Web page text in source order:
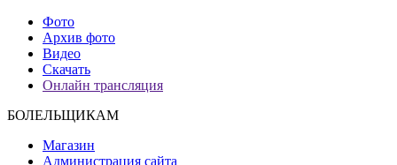
Фото
Архив фото
Видео
Скачать
Онлайн трансляция
БОЛЕЛЬЩИКАМ
Магазин
Администрация сайта